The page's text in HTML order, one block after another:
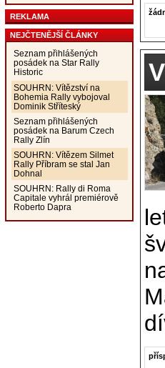
REKLAMA
NEJČTENĚJŠÍ ČLÁNKY
Seznam přihlášených
posádek na Star Rally
Historic
SOUHRN: Vítězství na
Bohemia Rally vybojoval
Dominik Stříteský
Seznam přihlášených
posádek na Barum Czech
Rally Zlín
SOUHRN: Vítězem Silmet
Rally Příbram se stal Jan
Dohnal
SOUHRN: Rally di Roma
Capitale vyhrál premiérově
Roberto Dapra